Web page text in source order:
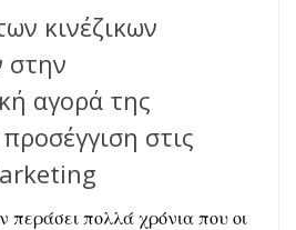
κινέζικων
στην
αγορά της
στις
περάσει πολλά χρόνια που οι